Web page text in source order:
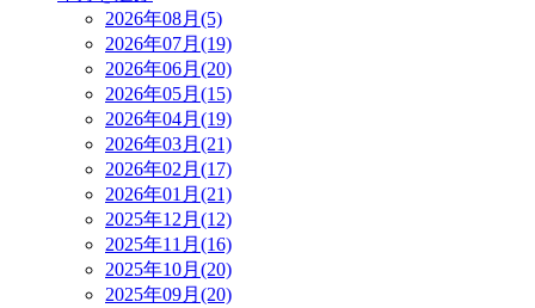
2026年08月(5)
2026年07月(19)
2026年06月(20)
2026年05月(15)
2026年04月(19)
2026年03月(21)
2026年02月(17)
2026年01月(21)
2025年12月(12)
2025年11月(16)
2025年10月(20)
2025年09月(20)